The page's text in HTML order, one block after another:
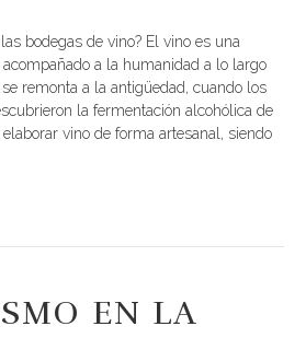
bodegas de vino? El vino es una
a la humanidad a lo largo
remonta a la antigüedad, cuando los
la fermentación alcohólica de
vino de forma artesanal, siendo
EN LA